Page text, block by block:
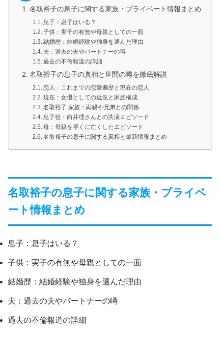
名取裕子の息子に関する家族・プライベート情報まとめ
息子：息子はいる？
子供：実子の有無や母親としての一面
結婚歴：結婚経験や独身を選んだ理由
夫：過去の夫やパートナーの噂
過去の不倫報道の詳細
名取裕子の息子の真相と世間の噂を徹底解説
恋人：これまでの恋愛遍歴と現在の恋人
現在：女優としての近況と家族構成
名取裕子 家族：両親や兄弟との関係
息子役：向井理さんとの共演エピソード
母：母親を早くに亡くしたエピソード
名取裕子の息子に関する真相と最新情報まとめ
名取裕子の息子に関する家族・プライベ
ート情報まとめ
息子：息子はいる？
子供：実子の有無や母親としての一面
結婚歴：結婚経験や独身を選んだ理由
夫：過去の夫やパートナーの噂
過去の不倫報道の詳細